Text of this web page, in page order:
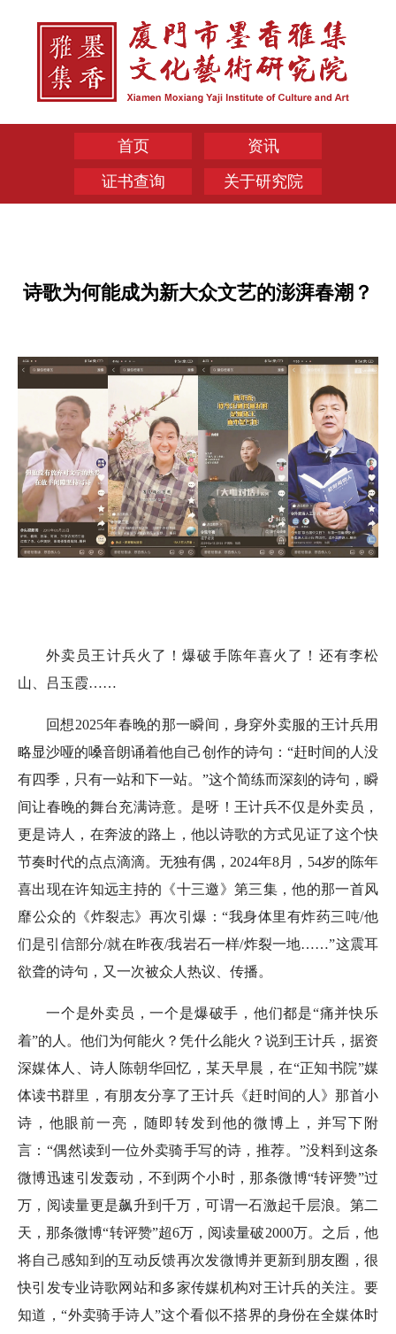
首页
资讯
证书查询
关于研究院
诗歌为何能成为新大众文艺的澎湃春潮？
外卖员王计兵火了！爆破手陈年喜火了！还有李松
山、吕玉霞……
回想2025年春晚的那一瞬间，身穿外卖服的王计兵用
略显沙哑的嗓音朗诵着他自己创作的诗句：“赶时间的人没
有四季，只有一站和下一站。”这个简练而深刻的诗句，瞬
间让春晚的舞台充满诗意。是呀！王计兵不仅是外卖员，
更是诗人，在奔波的路上，他以诗歌的方式见证了这个快
节奏时代的点点滴滴。无独有偶，2024年8月，54岁的陈年
喜出现在许知远主持的《十三邀》第三集，他的那一首风
靡公众的《炸裂志》再次引爆：“我身体里有炸药三吨/他
们是引信部分/就在昨夜/我岩石一样/炸裂一地……”这震耳
欲聋的诗句，又一次被众人热议、传播。
一个是外卖员，一个是爆破手，他们都是“痛并快乐
着”的人。他们为何能火？凭什么能火？说到王计兵，据资
深媒体人、诗人陈朝华回忆，某天早晨，在“正知书院”媒
体读书群里，有朋友分享了王计兵《赶时间的人》那首小
诗，他眼前一亮，随即转发到他的微博上，并写下附
言：“偶然读到一位外卖骑手写的诗，推荐。”没料到这条
微博迅速引发轰动，不到两个小时，那条微博“转评赞”过
万，阅读量更是飙升到千万，可谓一石激起千层浪。第二
天，那条微博“转评赞”超6万，阅读量破2000万。之后，他
将自己感知到的互动反馈再次发微博并更新到朋友圈，很
快引发专业诗歌网站和多家传媒机构对王计兵的关注。要
知道，“外卖骑手诗人”这个看似不搭界的身份在全媒体时